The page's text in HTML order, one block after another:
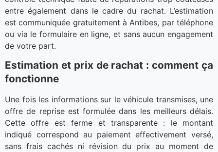
entre également dans le cadre du rachat. L’estimation
est communiquée gratuitement à Antibes, par téléphone
ou via le formulaire en ligne, et sans aucun engagement
de votre part.
Estimation et prix de rachat : comment ça
fonctionne
Une fois les informations sur le véhicule transmises, une
offre de reprise est formulée dans les meilleurs délais.
Cette offre est ferme et transparente : le montant
indiqué correspond au paiement effectivement versé,
sans frais cachés ni révision du prix au moment de